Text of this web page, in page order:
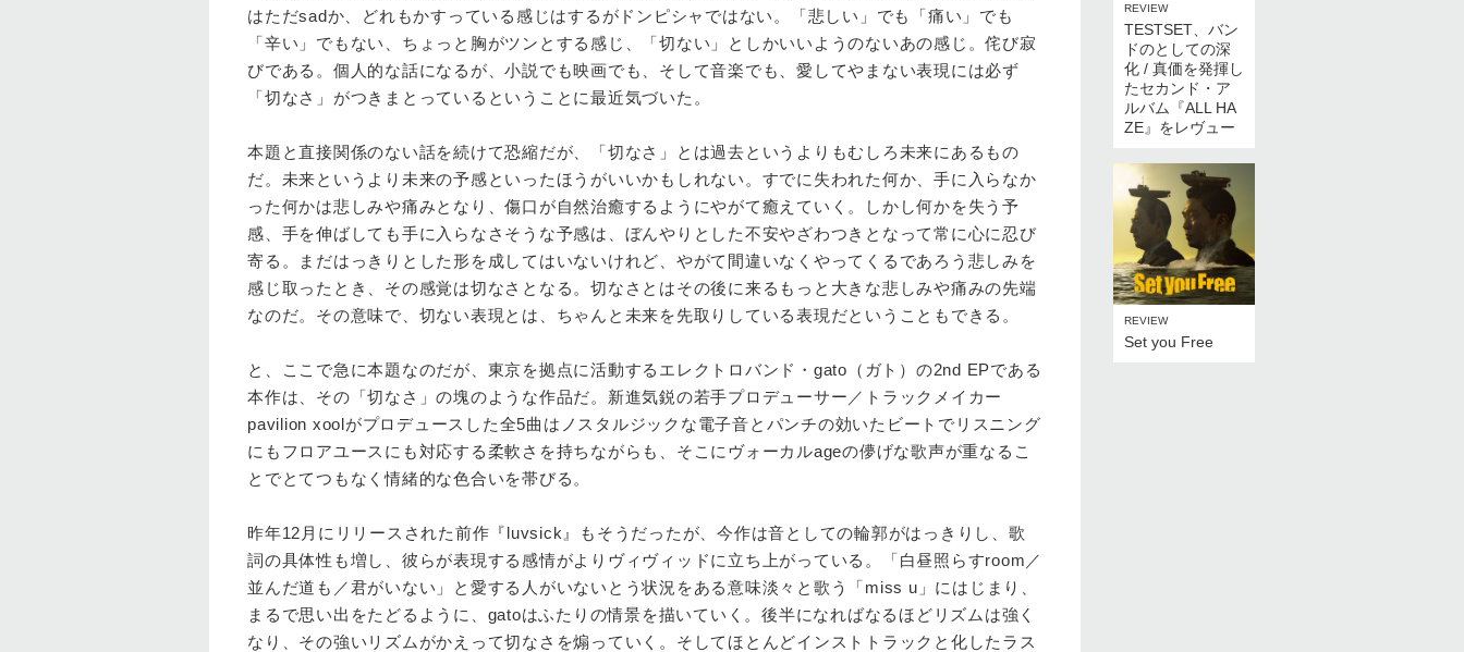
はただsadか、どれもかすっている感じはするがドンピシャではない。「悲しい」でも「痛い」でも
「辛い」でもない、ちょっと胸がツンとする感じ、「切ない」としかいいようのないあの感じ。侘び寂
びである。個人的な話になるが、小説でも映画でも、そして音楽でも、愛してやまない表現には必ず
「切なさ」がつきまとっているということに最近気づいた。
本題と直接関係のない話を続けて恐縮だが、「切なさ」とは過去というよりもむしろ未来にあるもの
だ。未来というより未来の予感といったほうがいいかもしれない。すでに失われた何か、手に入らなか
った何かは悲しみや痛みとなり、傷口が自然治癒するようにやがて癒えていく。しかし何かを失う予
感、手を伸ばしても手に入らなさそうな予感は、ぼんやりとした不安やざわつきとなって常に心に忍び
寄る。まだはっきりとした形を成してはいないけれど、やがて間違いなくやってくるであろう悲しみを
感じ取ったとき、その感覚は切なさとなる。切なさとはその後に来るもっと大きな悲しみや痛みの先端
なのだ。その意味で、切ない表現とは、ちゃんと未来を先取りしている表現だということもできる。
と、ここで急に本題なのだが、東京を拠点に活動するエレクトロバンド・gato（ガト）の2nd EPである
本作は、その「切なさ」の塊のような作品だ。新進気鋭の若手プロデューサー／トラックメイカー
pavilion xoolがプロデュースした全5曲はノスタルジックな電子音とパンチの効いたビートでリスニング
にもフロアユースにも対応する柔軟さを持ちながらも、そこにヴォーカルageの儚げな歌声が重なるこ
とでとてつもなく情緒的な色合いを帯びる。
昨年12月にリリースされた前作『luvsick』もそうだったが、今作は音としての輪郭がはっきりし、歌
詞の具体性も増し、彼らが表現する感情がよりヴィヴィッドに立ち上がっている。「白昼照らすroom／
並んだ道も／君がいない」と愛する人がいないとう状況をある意味淡々と歌う「miss u」にはじまり、
まるで思い出をたどるように、gatoはふたりの情景を描いていく。後半になればなるほどリズムは強く
なり、その強いリズムがかえって切なさを煽っていく。そしてほとんどインストトラックと化したラス
REVIEW
TESTSET、バン
ドのとしての深
化 / 真価を発揮し
たセカンド・ア
ルバム『ALL HA
ZE』をレヴュー
REVIEW
Set you Free